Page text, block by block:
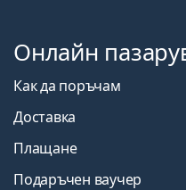
Онлайн
Как да поръчам
Доставка
Плащане
Подаръчен ваучер